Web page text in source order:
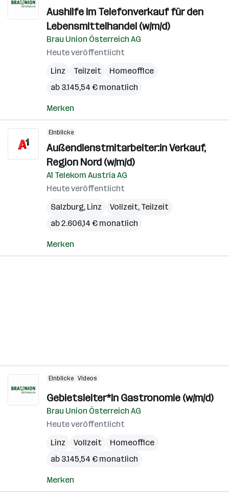
Aushilfe im Telefonverkauf für den
Lebensmittelhandel (w/m/d)
Brau Union Österreich AG
Heute veröffentlicht
Linz
Teilzeit
Homeoffice
ab 3.145,54 € monatlich
Merken
Einblicke
Außendienstmitarbeiter:in Verkauf,
Region Nord (w/m/d)
A1 Telekom Austria AG
Heute veröffentlicht
Salzburg, Linz
Vollzeit, Teilzeit
ab 2.606,14 € monatlich
Merken
Einblicke Videos
Gebietsleiter*in Gastronomie (w/m/d)
Brau Union Österreich AG
Heute veröffentlicht
Linz
Vollzeit
Homeoffice
ab 3.145,54 € monatlich
Merken